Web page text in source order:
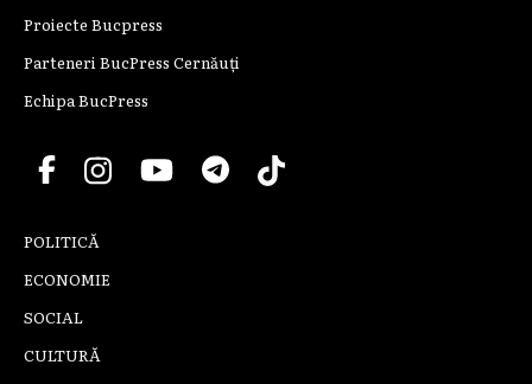
Proiecte Bucpress
Parteneri BucPress Cernăuți
Echipa BucPress
POLITICĂ
ECONOMIE
SOCIAL
CULTURĂ